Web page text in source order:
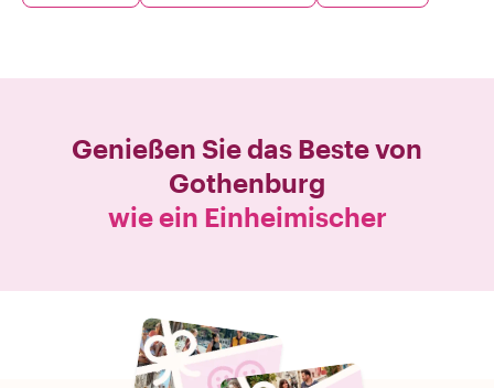
Genießen Sie das Beste von
Gothenburg
wie ein Einheimischer